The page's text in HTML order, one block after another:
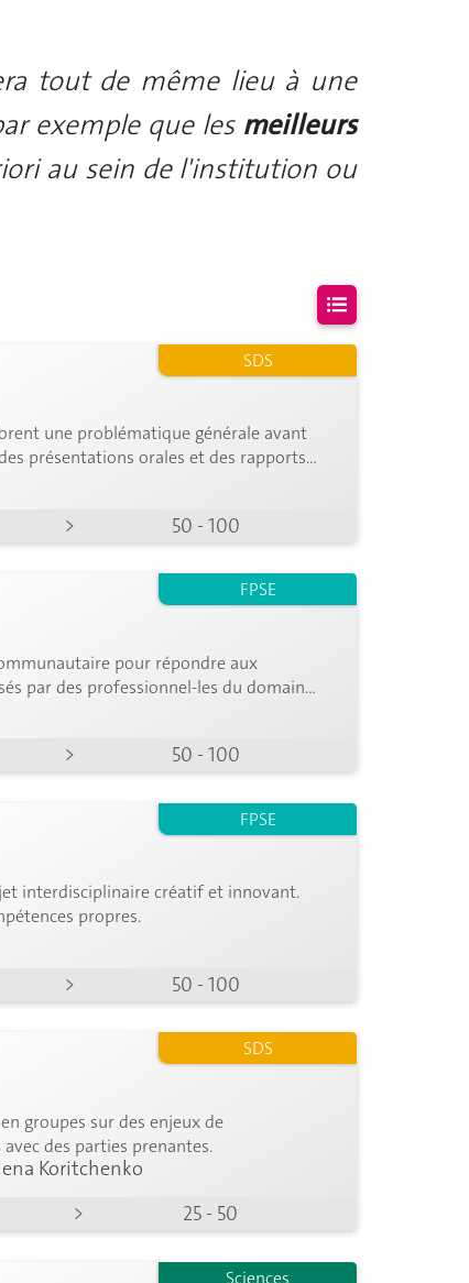
tout de même lieu à une
exemple que les meilleurs
au sein de l'institution ou
ététrouvé
SDS
> 50 - 100
une problématique générale avant
présentations orales et des rapports
FPSE
> 50 - 100
pour répondre aux
par des professionnel-les du domaine
FPSE
> 50 - 100
interdisciplinaire créatif et innovant.
propres.
Koritchenko
SDS
> 25 - 50
groupes sur des enjeux de
des parties prenantes.
Sciences